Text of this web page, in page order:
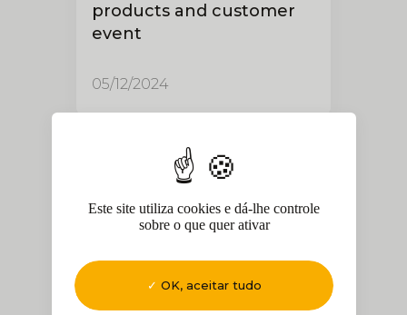
Este site utiliza cookies e dá-lhe controle
sobre o que quer ativar
OK, aceitar tudo
products and customer
event
05/12/2024